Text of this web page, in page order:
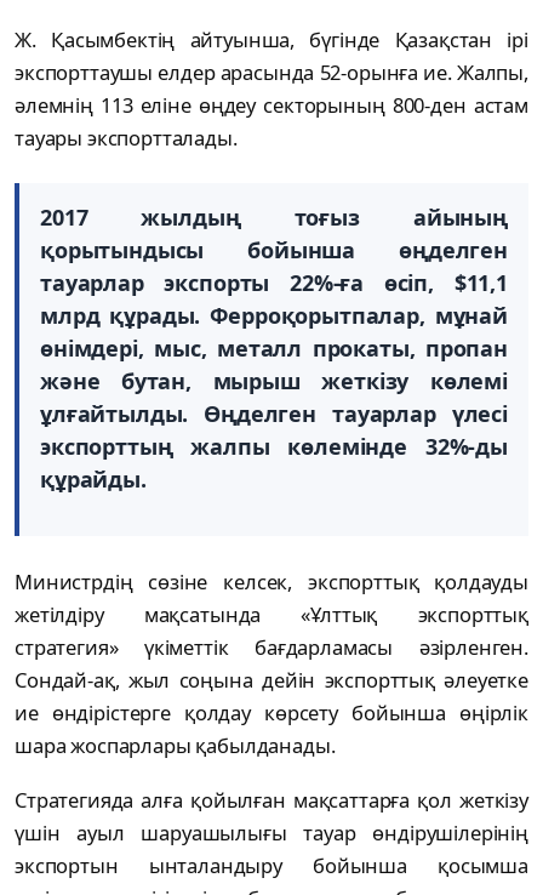
Ж. Қасымбектің айтуынша, бүгінде Қазақстан ірі
экспорттаушы елдер арасында 52-орынға ие. Жалпы,
әлемнің 113 еліне өңдеу секторының 800-ден астам
тауары экспортталады.
2017 жылдың тоғыз айының
қорытындысы бойынша өңделген
тауарлар экспорты 22%-ға өсіп, $11,1
млрд құрады. Ферроқорытпалар, мұнай
өнімдері, мыс, металл прокаты, пропан
және бутан, мырыш жеткізу көлемі
ұлғайтылды. Өңделген тауарлар үлесі
экспорттың жалпы көлемінде 32%-ды
құрайды.
Министрдің сөзіне келсек, экспорттық қолдауды
жетілдіру мақсатында «Ұлттық экспорттық
стратегия» үкіметтік бағдарламасы әзірленген.
Сондай-ақ, жыл соңына дейін экспорттық әлеуетке
ие өндірістерге қолдау көрсету бойынша өңірлік
шара жоспарлары қабылданады.
Стратегияда алға қойылған мақсаттарға қол жеткізу
үшін ауыл шаруашылығы тауар өндірушілерінің
экспортын ынталандыру бойынша қосымша